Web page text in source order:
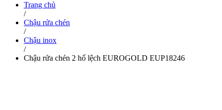
Trang chủ
/
Chậu rửa chén
/
Chậu inox
/
Chậu rửa chén 2 hố lệch EUROGOLD EUP18246